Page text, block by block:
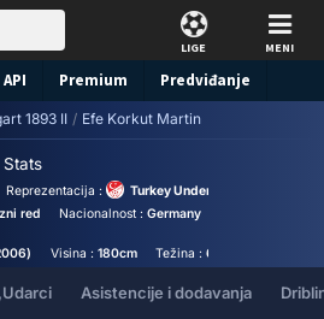
LIGE MENI
API Premium Predviđanje
1893 II / Efe Korkut Martin
Stats
Reprezentacija :
Turkey Under 19
red Nacionalnost : Germany
Visina : 180cm Težina :61kg
Asistencije i dodavanja